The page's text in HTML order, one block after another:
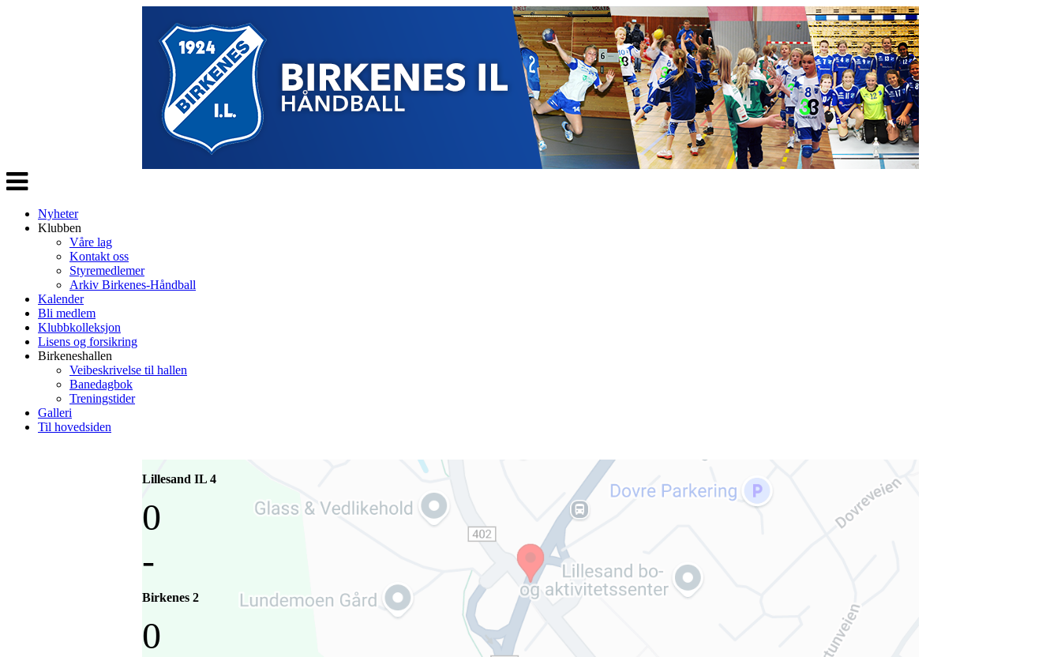
Veksle
navigasjon
Nyheter
Klubben
Våre lag
Kontakt oss
Styremedlemer
Arkiv Birkenes-Håndball
Kalender
Bli medlem
Klubbkolleksjon
Lisens og forsikring
Birkeneshallen
Veibeskrivelse til hallen
Banedagbok
Treningstider
Galleri
Til hovedsiden
Lillesand IL 4
0
-
Birkenes 2
0